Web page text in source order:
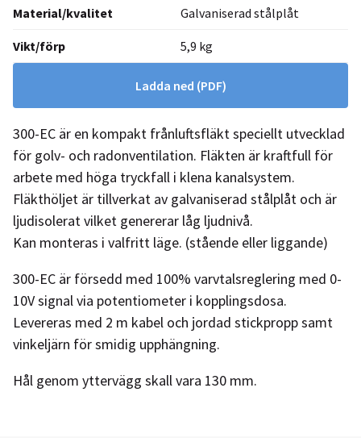
Material/kvalitet Galvaniserad stålplåt
Vikt/förp 5,9 kg
Ladda ned (PDF)
300-EC är en kompakt frånluftsfläkt speciellt utvecklad
för golv- och radonventilation. Fläkten är kraftfull för
arbete med höga tryckfall i klena kanalsystem.
Fläkthöljet är tillverkat av galvaniserad stålplåt och är
ljudisolerat vilket genererar låg ljudnivå.
Kan monteras i valfritt läge. (stående eller liggande)
300-EC är försedd med 100% varvtalsreglering med 0-
10V signal via potentiometer i kopplingsdosa.
Levereras med 2 m kabel och jordad stickpropp samt
vinkeljärn för smidig upphängning.
Hål genom yttervägg skall vara 130 mm.